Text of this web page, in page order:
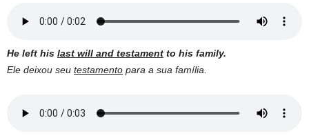
He left his last will and testament to his family.
Ele deixou seu testamento para a sua família.